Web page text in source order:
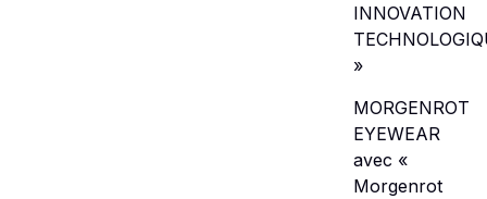
INNOVATION
»
MORGENROT
EYEWEAR
avec «
Morgenrot